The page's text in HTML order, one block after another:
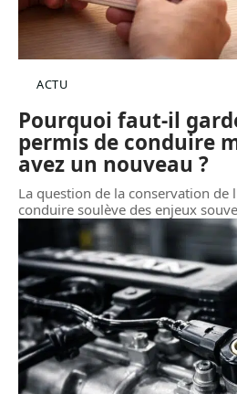
ACTU
Pourquoi faut-il
permis de conduire
avez un nouveau ?
La question de la conservation de
conduire soulève des enjeux